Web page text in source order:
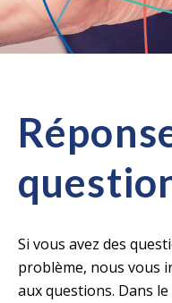
Si vous avez des
problème, nous vous
aux questions. Dans